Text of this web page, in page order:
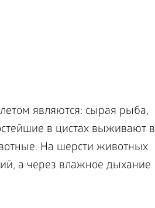
являются: сырая рыба,
в цистах выживают в
На шерсти животных
а через влажное дыхание